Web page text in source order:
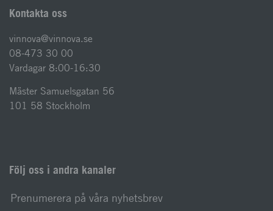
Kontakta oss
vinnova@vinnova.se
08-473 30 00
Vardagar 8:00-16:30
Mäster Samuelsgatan 56
101 58 Stockholm
Följ oss i andra kanaler
Prenumerera på våra nyhetsbrev